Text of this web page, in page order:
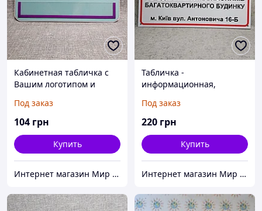
Кабинетная табличка с
Вашим логотипом и
Под заказ
104 грн
Купить
Интернет магазин Мир стендов. Товары из Украины
Табличка -
информационная,
указатель (3 в 1) для ОСББ
Под заказ
220 грн
Купить
Интернет магазин Мир стендов. Товары из Украины